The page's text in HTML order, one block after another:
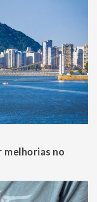
melhorias no